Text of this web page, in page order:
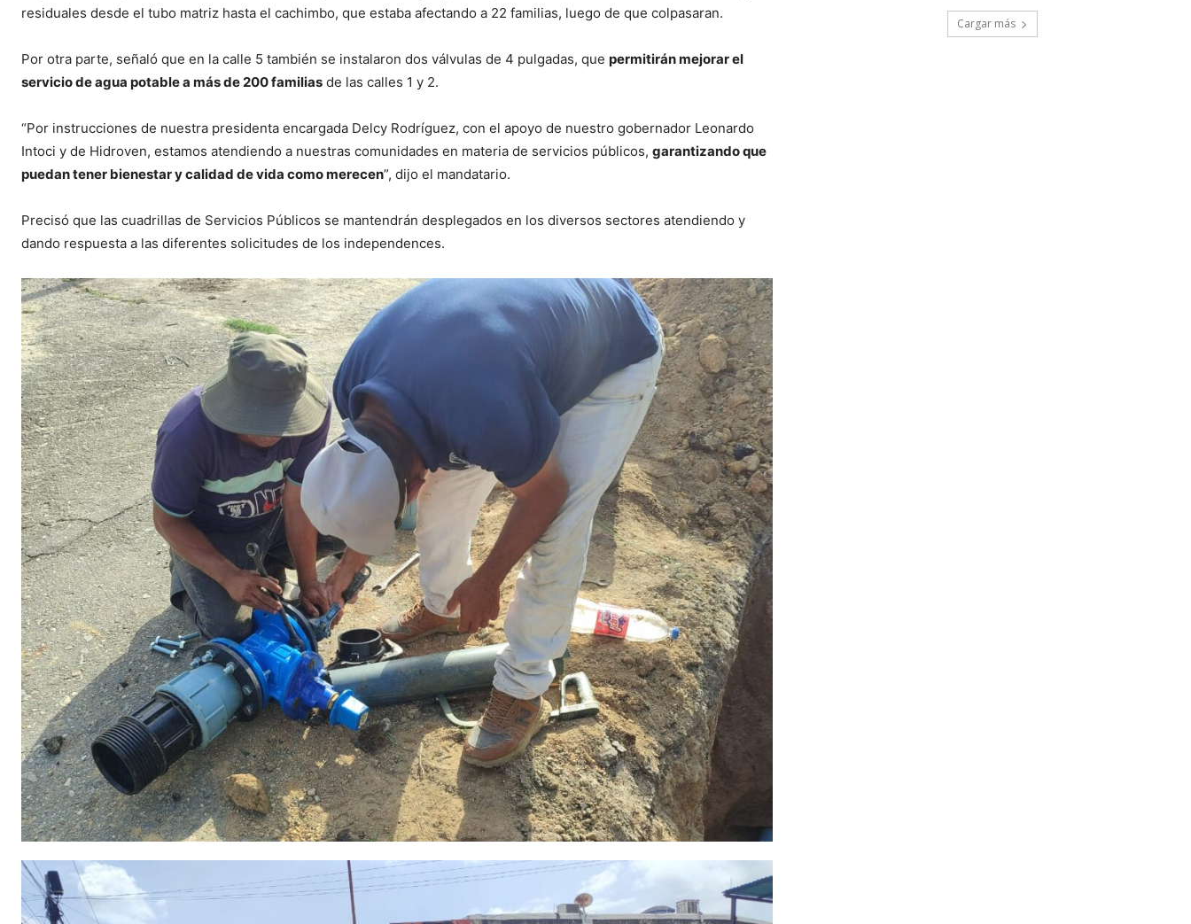
residuales desde el tubo matriz hasta el cachimbo, que estaba afectando a 22 familias, luego de que colpasaran.
Por otra parte, señaló que en la calle 5 también se instalaron dos válvulas de 4 pulgadas, que permitirán mejorar el
servicio de agua potable a más de 200 familias de las calles 1 y 2.
“Por instrucciones de nuestra presidenta encargada Delcy Rodríguez, con el apoyo de nuestro gobernador Leonardo
Intoci y de Hidroven, estamos atendiendo a nuestras comunidades en materia de servicios públicos, garantizando que
puedan tener bienestar y calidad de vida como merecen”, dijo el mandatario.
Precisó que las cuadrillas de Servicios Públicos se mantendrán desplegados en los diversos sectores atendiendo y
dando respuesta a las diferentes solicitudes de los independences.
Cargar más